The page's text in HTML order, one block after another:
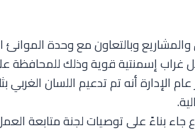
وبالتعاون مع وحدة الموانئ
غراب إسمنتية قوية وذلك للمحافظة
الإدارة أنه تم تدعيم اللسان
بناءً على توصيات لجنة متابعة